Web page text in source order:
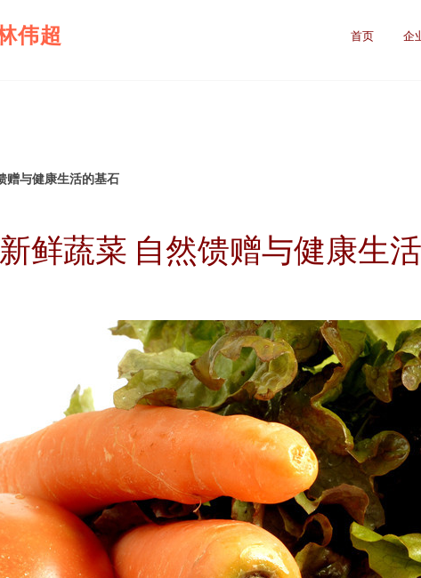
伟超
首页 企
赠与健康生活的基石
新鲜蔬菜 自然馈赠与健康生